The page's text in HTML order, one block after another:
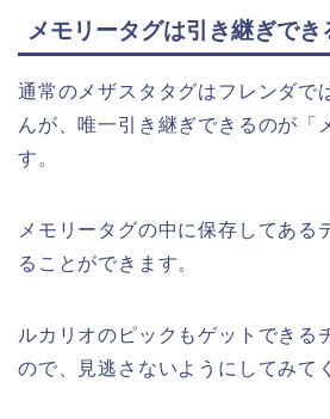
メモリータグは引き継ぎでき
通常のメザスタタグはフレンダで
んが、唯一引き継ぎできるのが「
す。
メモリータグの中に保存してある
ることができます。
ルカリオのピックもゲットできる
ので、見逃さないようにしてみて